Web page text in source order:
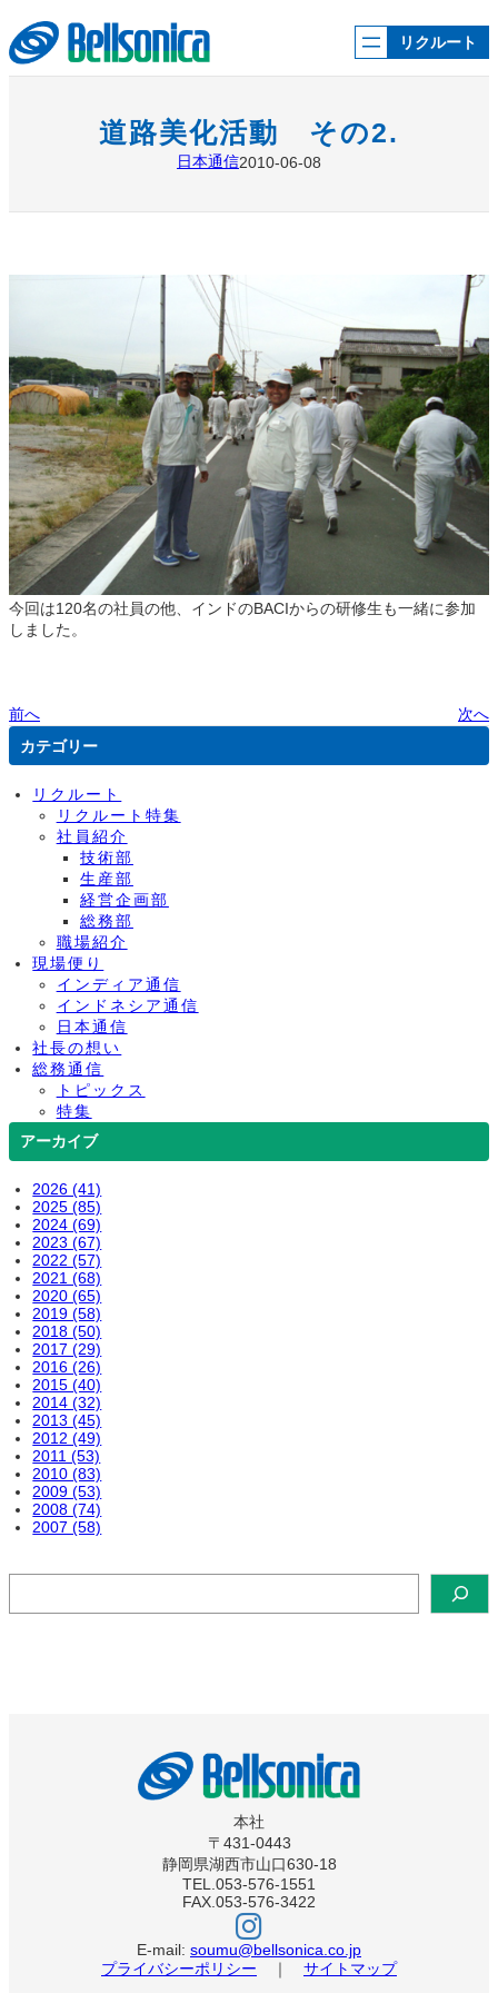
容
を
ス
リクルート
道路美化活動 その2.
日本通信2010-06-08
今回は120名の社員の他、インドのBACIからの研修生も一緒に参加
しました。
前へ
次へ
カテゴリー
リクルート
リクルート特集
社員紹介
技術部
生産部
経営企画部
総務部
職場紹介
現場便り
インディア通信
インドネシア通信
日本通信
社長の想い
総務通信
トピックス
特集
アーカイブ
2026 (41)
2025 (85)
2024 (69)
2023 (67)
2022 (57)
2021 (68)
2020 (65)
2019 (58)
2018 (50)
2017 (29)
2016 (26)
2015 (40)
2014 (32)
2013 (45)
2012 (49)
2011 (53)
2010 (83)
2009 (53)
2008 (74)
2007 (58)
本社
〒431-0443
静岡県湖西市山口630-18
TEL.053-576-1551
FAX.053-576-3422
ベ
ル
ソ
ニ
カ
E-mail: soumu@bellsonica.co.jp
プライバシーポリシー ｜ サイトマップ